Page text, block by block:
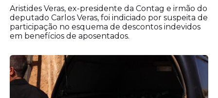
Aristides Veras, ex-presidente da Contag e irmão do
deputado Carlos Veras, foi indiciado por suspeita de
participação no esquema de descontos indevidos
em benefícios de aposentados.